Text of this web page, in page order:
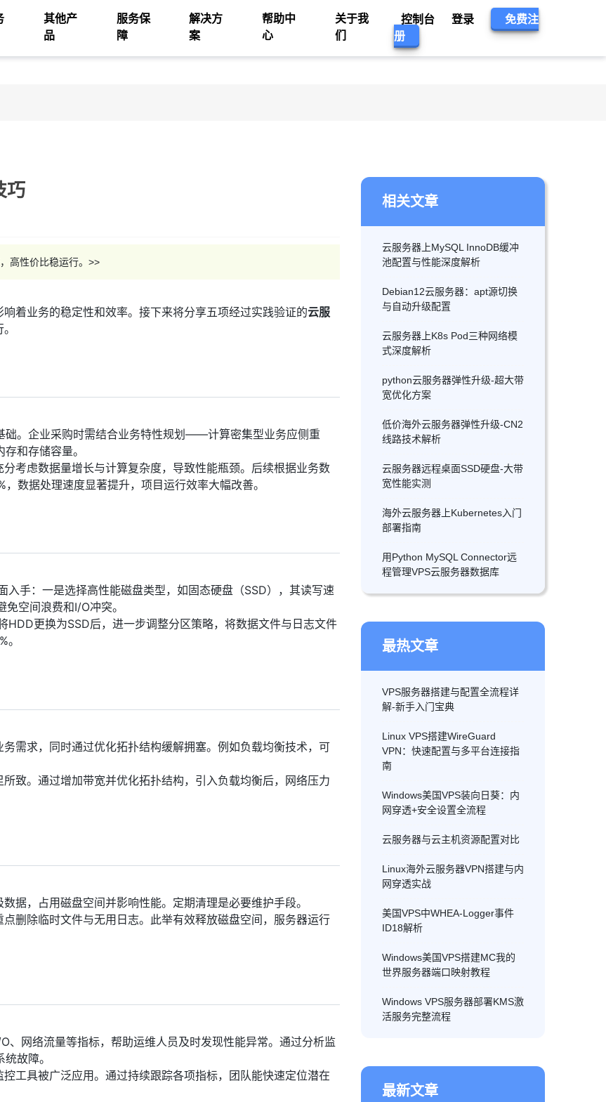
其他产
品
服务保
障
解决方
案
帮助中
心
关于我
们
控制台 登录
免费注
册
巧
高性价比稳运行。>>
着业务的稳定性和效率。接下来将分享五项经过实践验证的云服
础。企业采购时需结合业务特性规划——计算密集型业务应侧重
和存储容量。
考虑数据量增长与计算复杂度，导致性能瓶颈。后续根据业务数
数据处理速度显著提升，项目运行效率大幅改善。
手：一是选择高性能磁盘类型，如固态硬盘（SSD），其读写速
空间浪费和I/O冲突。
更换为SSD后，进一步调整分区策略，将数据文件与日志文件
需求，同时通过优化拓扑结构缓解拥塞。例如负载均衡技术，可
致。通过增加带宽并优化拓扑结构，引入负载均衡后，网络压力
据，占用磁盘空间并影响性能。定期清理是必要维护手段。
删除临时文件与无用日志。此举有效释放磁盘空间，服务器运行
、网络流量等指标，帮助运维人员及时发现性能异常。通过分析监
故障。
工具被广泛应用。通过持续跟踪各项指标，团队能快速定位潜在
相关文章
云服务器上MySQL InnoDB缓冲
池配置与性能深度解析
Debian12云服务器：apt源切换
与自动升级配置
云服务器上K8s Pod三种网络模
式深度解析
python云服务器弹性升级-超大带
宽优化方案
低价海外云服务器弹性升级-CN2
线路技术解析
云服务器远程桌面SSD硬盘-大带
宽性能实测
海外云服务器上Kubernetes入门
部署指南
用Python MySQL Connector远
程管理VPS云服务器数据库
最热文章
VPS服务器搭建与配置全流程详
解-新手入门宝典
Linux VPS搭建WireGuard
VPN：快速配置与多平台连接指
南
Windows美国VPS装向日葵：内
网穿透+安全设置全流程
云服务器与云主机资源配置对比
Linux海外云服务器VPN搭建与内
网穿透实战
美国VPS中WHEA-Logger事件
ID18解析
Windows美国VPS搭建MC我的
世界服务器端口映射教程
Windows VPS服务器部署KMS激
活服务完整流程
最新文章